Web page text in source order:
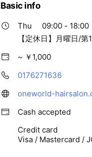
Basic info
Thu
09:00 - 18:00
【定休日】月曜日/第
~ ￥1,000
0176271636
oneworld-
Cash accepted
Credit card
Visa / Mastercard /